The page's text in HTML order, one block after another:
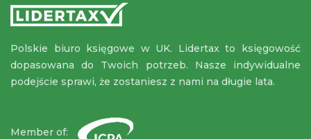
Polskie biuro księgowe w UK. Lidertax to księgowość
dopasowana do Twoich potrzeb. Nasze indywidualne
podejście sprawi, że zostaniesz z nami na długie lata.
Member of: